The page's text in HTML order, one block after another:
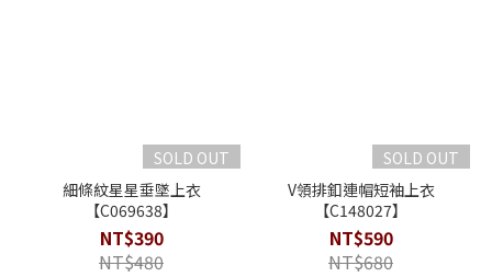
SOLD OUT
細條紋星星垂墜上衣
【C069638】
NT$390
NT$480
SOLD OUT
V領排釦連帽短袖上衣
【C148027】
NT$590
NT$680